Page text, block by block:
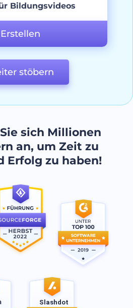
Bildungsvideos
Erstellen
stöbern
sich Millionen
an, um Zeit zu
Erfolg zu haben!